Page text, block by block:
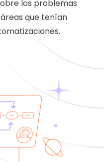
los problemas
que tenían